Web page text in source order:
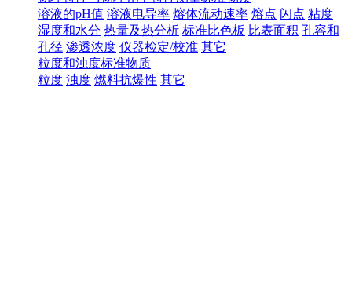
溶液的pH值 溶液电导率 熔体流动速率 熔点 闪点 粘度
湿度和水分 热量及热分析 标准比色板 比表面积 孔容和
孔径 渗透浓度 仪器检定/校准 其它
粒度和浊度标准物质
粒度 浊度 燃料抗爆性 其它